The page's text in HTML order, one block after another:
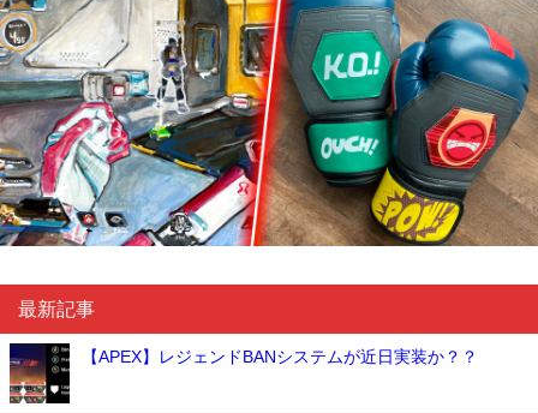
最新記事
【APEX】レジェンドBANシステムが近日実装か？？